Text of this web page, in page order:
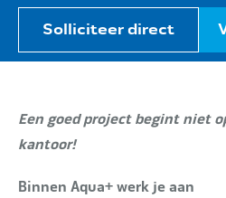
Solliciteer direct
Een goed project begint niet
kantoor!
Binnen Aqua+ werk je aan